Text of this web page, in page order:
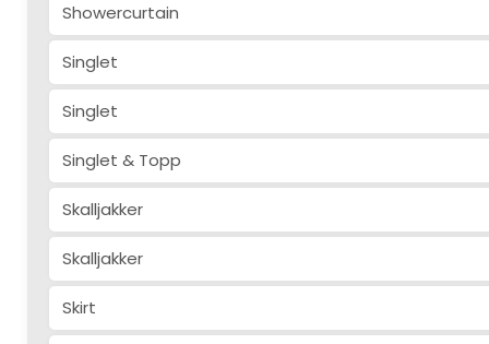
Showercurtain
Singlet
Singlet
Singlet & Topp
Skalljakker
Skalljakker
Skirt